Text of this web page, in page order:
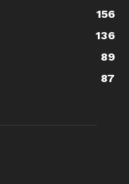
156
136
89
87